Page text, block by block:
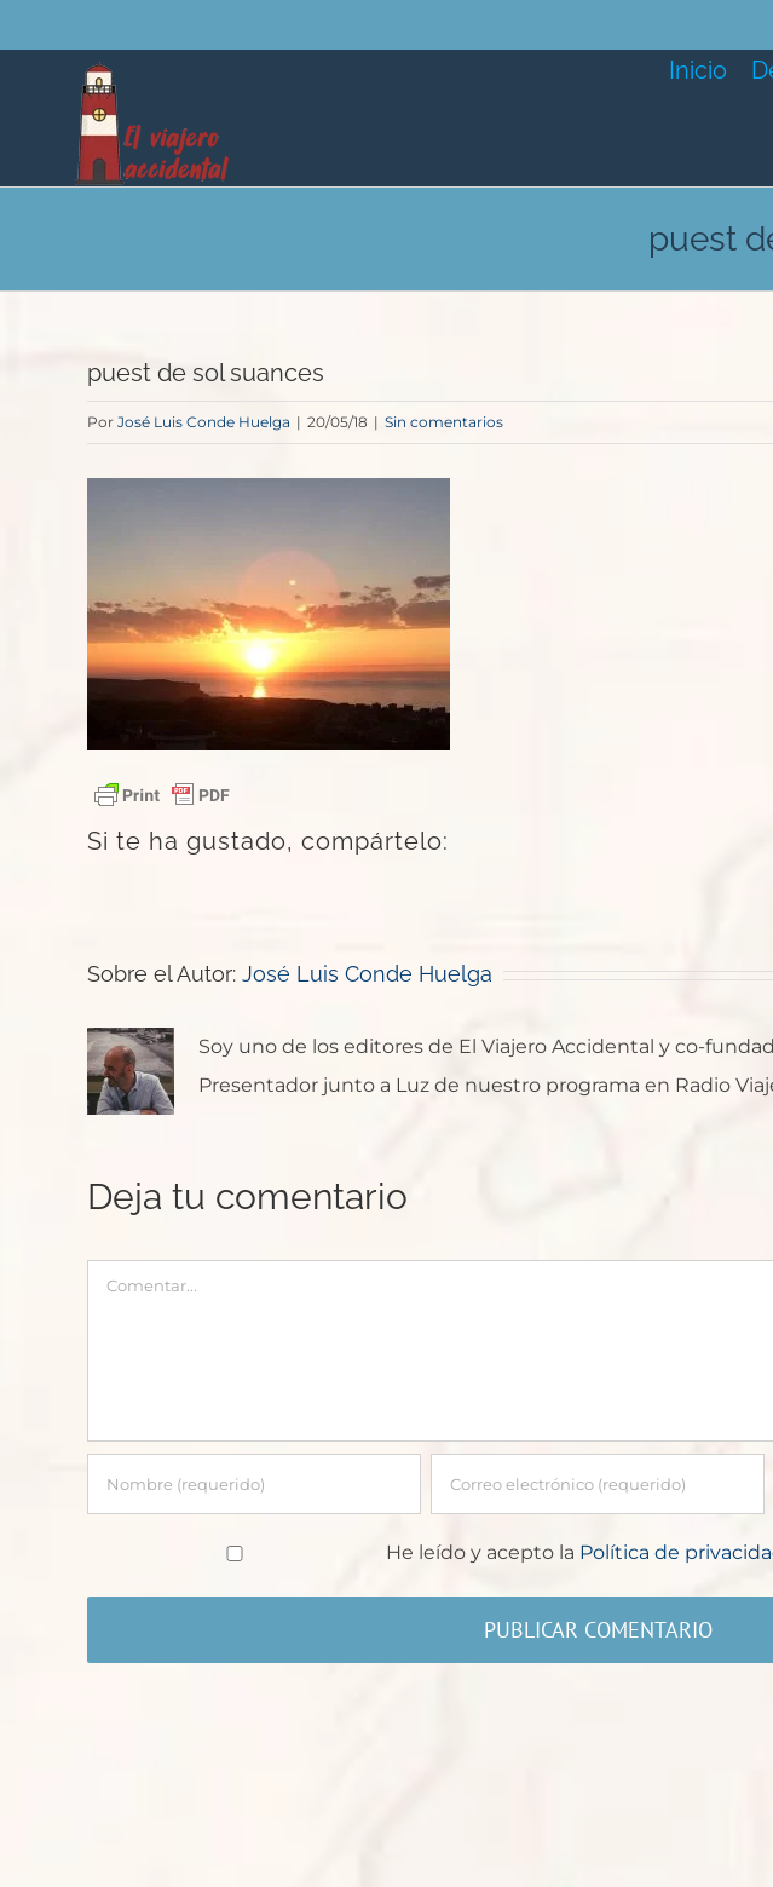
al
contenido
Inicio
puest
puest de sol suances
Por José Luis Conde Huelga | 20/05/18 | Sin comentarios
Si te ha gustado, compártelo:
Sobre el Autor: José Luis Conde Huelga
Soy uno de los editores de El Viajero Accidental y co-
Presentador junto a Luz de nuestro programa en Radio
Deja tu comentario
Comentar
He leído y acepto la Política de